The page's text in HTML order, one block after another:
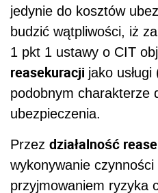
jedynie do kosztów
budzić wątpliwości, iż
1 pkt 1 ustawy o CIT
reasekuracji jako
podobnym charakterze
ubezpieczenia.
Przez działalność
wykonywanie
przyjmowaniem ryzyka